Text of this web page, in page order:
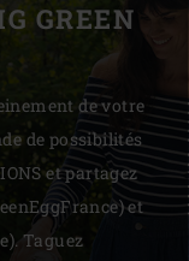
GREEN
de votre
de possibilités
et partagez
et
Taguez